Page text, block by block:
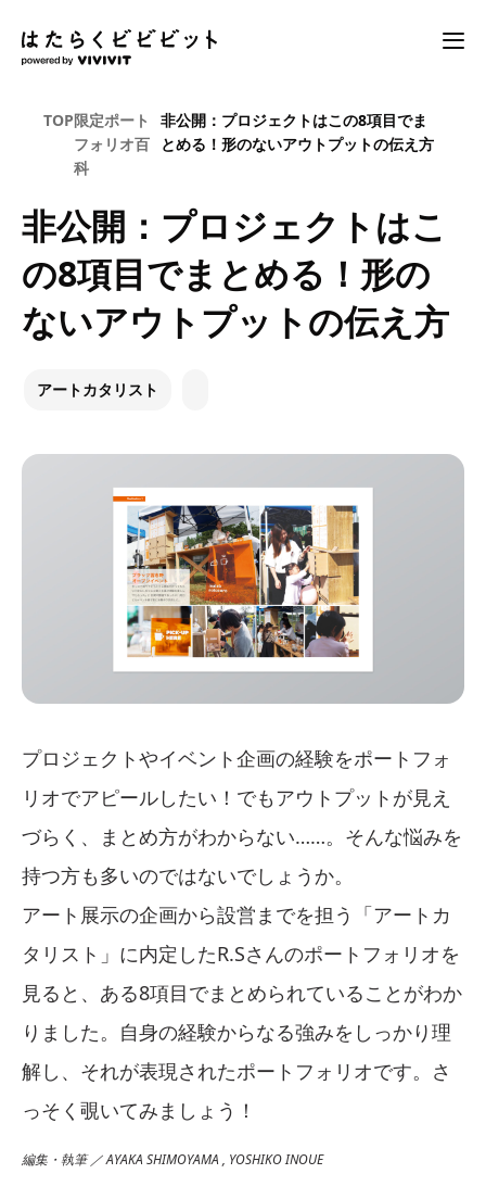
TOP限定ポート
フォリオ百
科
非公開：プロジェクトはこの8項目でま
とめる！形のないアウトプットの伝え方
非公開：プロジェクトはこ
の8項目でまとめる！形の
ないアウトプットの伝え方
アートカタリスト
プロジェクトやイベント企画の経験をポートフォ
リオでアピールしたい！でもアウトプットが見え
づらく、まとめ方がわからない……。そんな悩みを
持つ方も多いのではないでしょうか。
アート展示の企画から設営までを担う「アートカ
タリスト」に内定したR.Sさんのポートフォリオを
見ると、ある8項目でまとめられていることがわか
りました。自身の経験からなる強みをしっかり理
解し、それが表現されたポートフォリオです。さ
っそく覗いてみましょう！
編集・執筆 ／ AYAKA SHIMOYAMA , YOSHIKO INOUE